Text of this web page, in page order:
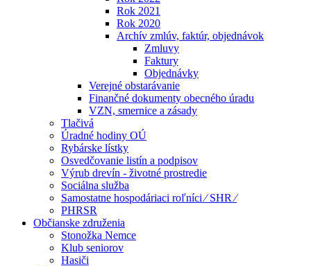
Rok 2021
Rok 2020
Archív zmlúv, faktúr, objednávok
Zmluvy
Faktury
Objednávky
Verejné obstarávanie
Finančné dokumenty obecného úradu
VZN, smernice a zásady
Tlačivá
Úradné hodiny OÚ
Rybárske lístky
Osvedčovanie listín a podpisov
Výrub drevín - životné prostredie
Sociálna služba
Samostatne hospodáriaci roľníci ⁄ SHR ⁄
PHRSR
Občianske združenia
Stonožka Nemce
Klub seniorov
Hasiči